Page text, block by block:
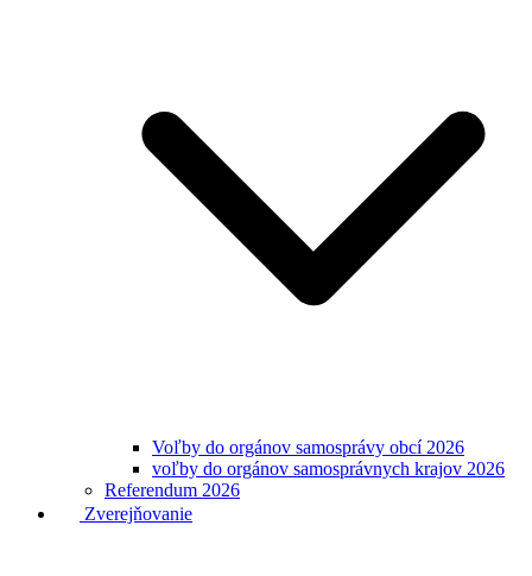
Voľby do orgánov samosprávy obcí 2026
voľby do orgánov samosprávnych krajov 2026
Referendum 2026
Zverejňovanie